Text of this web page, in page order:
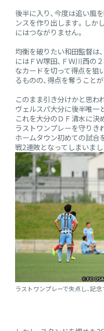
後半に入り、今度は追い風
ンスを作り出します。しか
にはつながりません。
均衡を破りたい和田監督は
にはＦＷ塚田、ＦＷ川西の
なカードを切って得点を狙
るものの、得点を奪うこと
このまま引き分けかと思わ
ヴェルスパ大分に後半唯一
これを大分のＤＦ清水に決
ラストワンプレーを守りき
ホームタウン初めての試合
戦2連敗となってしまいまし
ラストワンプレーで失点し、記